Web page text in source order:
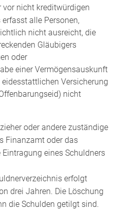
vor nicht kreditwürdigen
alle Personen,
nicht ausreicht, die
Gläubigers
oder
einer Vermögensauskunft
Versicherung
nicht
oder andere zuständige
Finanzamt oder das
eines Schuldners
erfolgt
drei Jahren. Die Löschung
die Schulden getilgt sind.